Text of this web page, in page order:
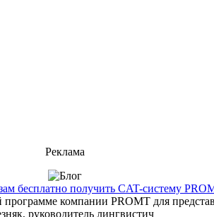
Реклама
бесплатно получить CAT-систему
компании PROMT для
руководитель лингвистич